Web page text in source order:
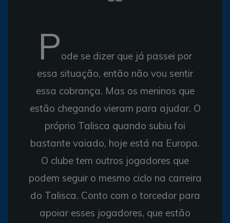
Pode se dizer que já passei por
essa situação, então não vou sentir
essa cobrança. Mas os meninos que
estão chegando vieram para ajudar. O
próprio Talisca quando subiu foi
bastante vaiado, hoje está na Europa.
O clube tem outros jogadores que
podem seguir o mesmo ciclo na carreira
do Talisca. Conto com o torcedor para
apoiar esses jogadores, que estão